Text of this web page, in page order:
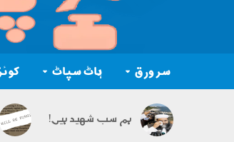
سر ورق ہاٹ سپاٹ
ہم سب شہید ہیں!